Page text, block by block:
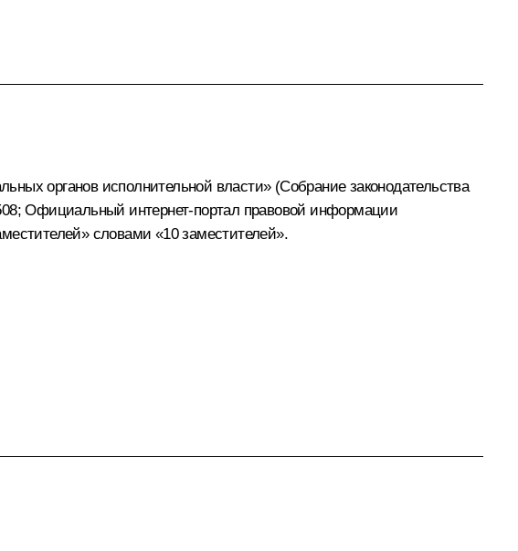
органов исполнительной власти» (Собрание законодательства
Официальный интернет-портал правовой информации
словами «10 заместителей».